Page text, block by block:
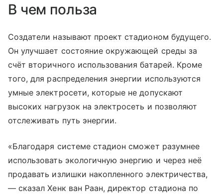
В чем польза
Создатели называют проект стадионом будущего.
Он улучшает состояние окружающей среды за
счёт вторичного использования батарей. Кроме
того, для распределения энергии используются
умные электросети, которые не допускают
высоких нагрузок на электросеть и позволяют
отслеживать путь энергии.
«Благодаря системе стадион сможет разумнее
использовать экологичную энергию и через неё
продавать излишки накопленного электричества,
— сказал Хенк ван Раан, директор стадиона по